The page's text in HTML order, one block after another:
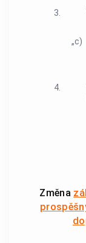
3.
„c)
4.
Změna